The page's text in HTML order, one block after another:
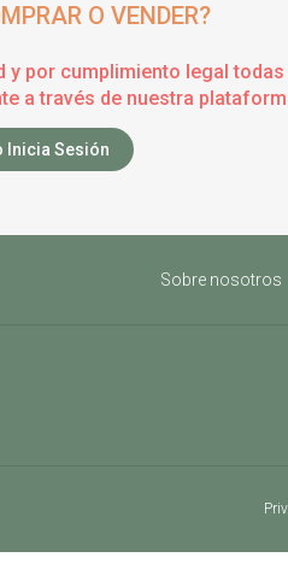
O VENDER?
y por cumplimiento legal
a través de nuestra
Inicia Sesión
Sobre nosotros